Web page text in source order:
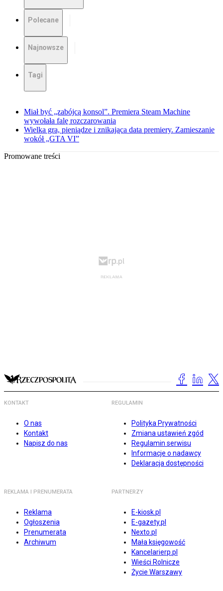
Polecane
Najnowsze
Tagi
Miał być „zabójcą konsol”. Premiera Steam Machine
wywołała falę rozczarowania
Wielka gra, pieniądze i znikająca data premiery. Zamieszanie
wokół „GTA VI”
Promowane treści
KONTAKT
O nas
Kontakt
Napisz do nas
REGULAMIN
Polityka Prywatności
Zmiana ustawień zgód
Regulamin serwisu
Informacje o nadawcy
Deklaracja dostępności
REKLAMA I PRENUMERATA
Reklama
Ogłoszenia
Prenumerata
Archiwum
PARTNERZY
E-kiosk.pl
E-gazety.pl
Nexto.pl
Mała księgowość
Kancelarierp.pl
Wieści Rolnicze
Życie Warszawy